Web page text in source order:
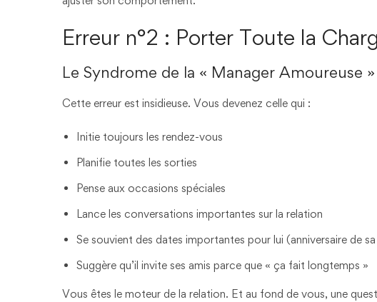
Erreur n°2 : Porter Toute la
Le Syndrome de la « Manager Amoureuse »
Cette erreur est insidieuse. Vous devenez celle qui :
Initie toujours les rendez-vous
Planifie toutes les sorties
Pense aux occasions spéciales
Lance les conversations importantes sur la relation
Se souvient des dates importantes pour lui (anniversaire de
Suggère qu’il invite ses amis parce que « ça fait longtemps »
Vous êtes le moteur de la relation. Et au fond de vous, une